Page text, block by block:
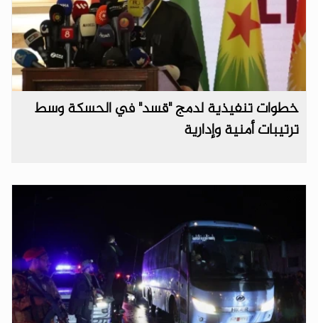
خطوات تنفيذية لدمج "قسد" في الحسكة وسط
ترتيبات أمنية وإدارية